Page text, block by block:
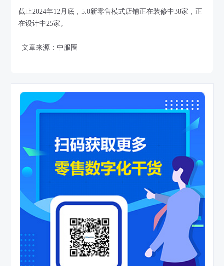
截止2024年12月底，5.0新零售模式店铺正在装修中38家，正
在设计中25家。
| 文章来源：中服圈